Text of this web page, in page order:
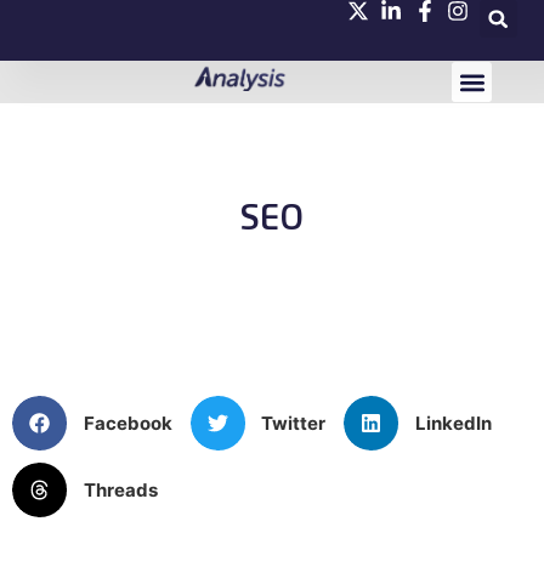
SEO
Facebook Twitter LinkedIn
Threads